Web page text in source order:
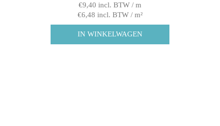
€9,40 incl. BTW / m
€6,48 incl. BTW / m²